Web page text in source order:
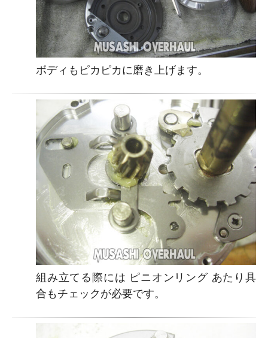
ボディもピカピカに磨き上げます。
組み立てる際には ピニオンリング あたり具
合もチェックが必要です。